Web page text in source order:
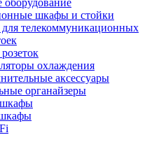
шкафы и стойки
телекоммуникационных
охлаждения
аксессуары
органайзеры